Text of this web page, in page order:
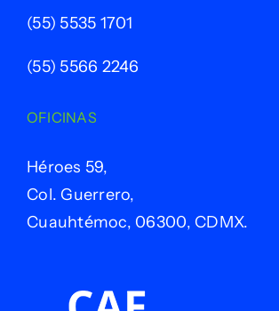
(55) 5535 1701
(55) 5566 2246
OFICINAS
Héroes 59,
Col. Guerrero,
Cuauhtémoc, 06300, CDMX.